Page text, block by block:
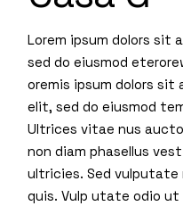
Lorem ipsum dolors
sed do eiusmod
oremis ipsum dolors
elit, sed do eiusmod
Ultrices vitae nus
non diam phasellus
ultricies. Sed vulputate
quis. Vulp utate odio